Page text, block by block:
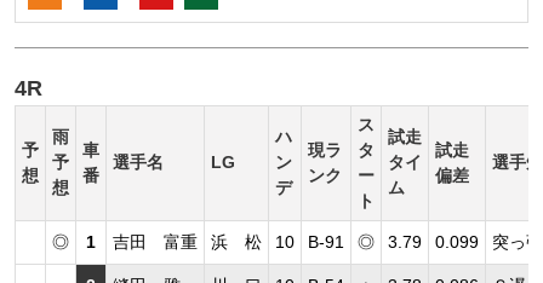
4R
予
想
雨
予
想
車
番
選手名 LG
ハ
ン
デ
現ラ
ンク
ス
タ
ー
ト
試走
タイ
ム
試走
偏差
選手
◎ 1 吉田 富重 浜 松 10 B-91 ◎ 3.79 0.099 突っ